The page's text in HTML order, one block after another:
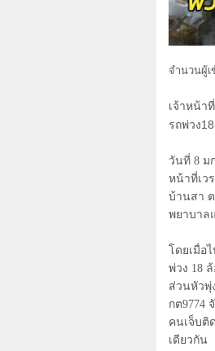
จำนวนผู้เ
เจ้าหน้า
รถพ่วง18
วันที่ 8 ม
หน้าที่เว
บ้านสา
พยาบาล
โดยเมื่อ
พ่วง 18
ส่วนหัวพุ่
กต9774
คนเจ็บติ
เดียวกัน